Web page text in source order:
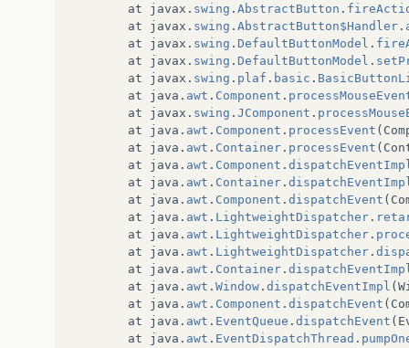
at
javax . swing . AbstractButton .
at
javax . swing . AbstractButton$Handler .
at
javax . swing . DefaultButtonModel .
at
javax . swing . DefaultButtonModel .
at
javax . swing . plaf . basic .
at
java . awt . Component .
at
javax . swing . JComponent .
at
java . awt . Component . processEvent (
at
java . awt . Container . processEvent (
at
java . awt . Component .
at
java . awt . Container .
at
java . awt . Component . dispatchEvent (
at
java . awt . LightweightDispatcher .
at
java . awt . LightweightDispatcher .
at
java . awt . LightweightDispatcher .
at
java . awt . Container .
at
java . awt . Window . dispatchEventImpl (
at
java . awt . Component . dispatchEvent (
at
java . awt . EventQueue . dispatchEvent (
at
java . awt . EventDispatchThread .